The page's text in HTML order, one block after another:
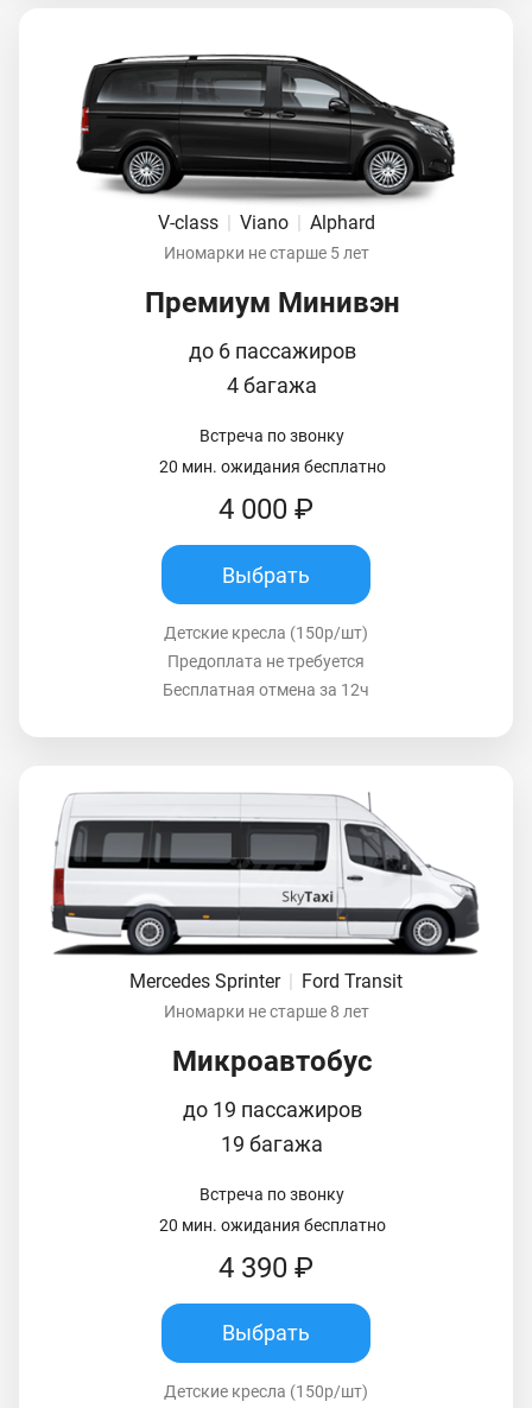
V-class Viano Alphard
Иномарки не старше 5 лет
Премиум Минивэн
до 6 пассажиров
4 багажа
Встреча по звонку
20 мин. ожидания бесплатно
4 000 ₽
Выбрать
Детские кресла (150р/шт)
Предоплата не требуется
Бесплатная отмена за 12ч
Mercedes Sprinter | Ford Transit
Иномарки не старше 8 лет
Микроавтобус
до 19 пассажиров
19 багажа
Встреча по звонку
20 мин. ожидания бесплатно
4 390 ₽
Выбрать
Детские кресла (150р/шт)